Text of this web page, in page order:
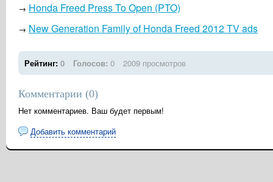
→ Honda Freed Press To Open (PTO)
→ New Generation Family of Honda Freed 2012 TV ads
Рейтинг: 0 Голосов: 0 2009 просмотров
Комментарии (0)
Нет комментариев. Ваш будет первым!
Добавить комментарий